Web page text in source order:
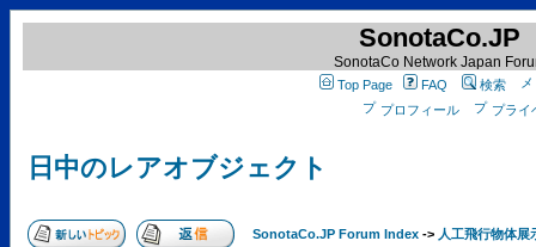
SonotaCo.JP
SonotaCo Network Japan
Top Page FAQ
検索
プロフィール
プライ
日中のレアオブジェクト
SonotaCo.JP Forum Index -> 人工飛行物体展